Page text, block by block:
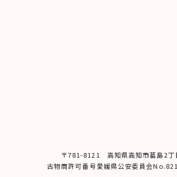
〒781-8121 ⾼知県⾼知市葛島2丁
古物商許可番号愛媛県公安委員会